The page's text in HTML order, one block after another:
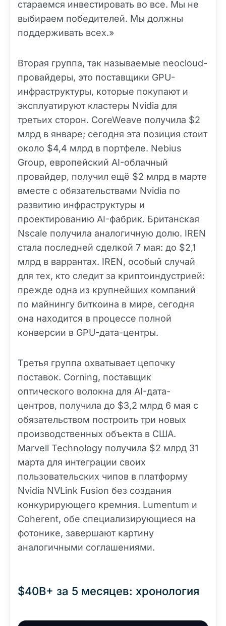
стараемся инвестировать во все. Мы не
выбираем победителей. Мы должны
поддерживать всех.»
Вторая группа, так называемые neocloud-
провайдеры, это поставщики GPU-
инфраструктуры, которые покупают и
эксплуатируют кластеры Nvidia для
третьих сторон. CoreWeave получила $2
млрд в январе; сегодня эта позиция стоит
около $4,4 млрд в портфеле. Nebius
Group, европейский AI-облачный
провайдер, получил ещё $2 млрд в марте
вместе с обязательствами Nvidia по
развитию инфраструктуры и
проектированию AI-фабрик. Британская
Nscale получила аналогичную долю. IREN
стала последней сделкой 7 мая: до $2,1
млрд в варрантах. IREN, особый случай
для тех, кто следит за криптоиндустрией:
прежде одна из крупнейших компаний
по майнингу биткоина в мире, сегодня
она находится в процессе полной
конверсии в GPU-дата-центры.
Третья группа охватывает цепочку
поставок. Corning, поставщик
оптического волокна для AI-дата-
центров, получила до $3,2 млрд 6 мая с
обязательством построить три новых
производственных объекта в США.
Marvell Technology получила $2 млрд 31
марта для интеграции своих
пользовательских чипов в платформу
Nvidia NVLink Fusion без создания
конкурирующего кремния. Lumentum и
Coherent, обе специализирующиеся на
фотонике, завершают картину
аналогичными соглашениями.
$40B+ за 5 месяцев: хронология